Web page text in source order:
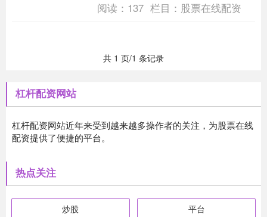
阅读： 137 栏目： 股票在线配资
共 1 页/1 条记录
杠杆配资网站
杠杆配资网站近年来受到越来越多操作者的关注，为股票在线
配资提供了便捷的平台。
热点关注
炒股 平台